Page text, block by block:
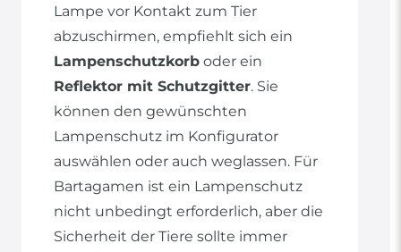
Lampe vor Kontakt zum Tier
abzuschirmen, empfiehlt sich ein
Lampenschutzkorb oder ein
Reflektor mit Schutzgitter. Sie
können den gewünschten
Lampenschutz im Konfigurator
auswählen oder auch weglassen. Für
Bartagamen ist ein Lampenschutz
nicht unbedingt erforderlich, aber die
Sicherheit der Tiere sollte immer